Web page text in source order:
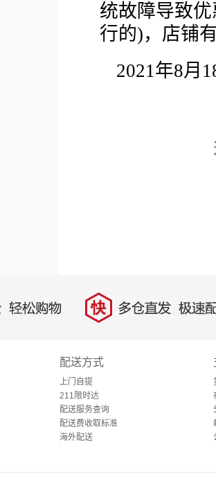
统故障导致
行的)，店铺
2021年8月
松购物 快 多仓直发，极速配
配送方式
上门自提
211限时达
配送服务查询
配送费收取标准
海外配送